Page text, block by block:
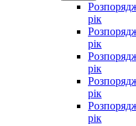
рік
рік
рік
рік
рік